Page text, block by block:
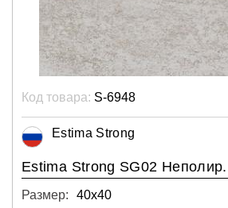
Код товара: S-6948
Estima Strong
Estima Strong SG02
Размер:
40х40